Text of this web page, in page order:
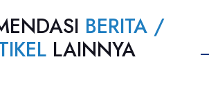
BERITA /
LAINNYA